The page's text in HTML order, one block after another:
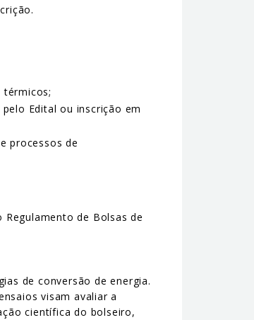
térmicos;
Edital ou inscrição em
processos de
de Bolsas de
de conversão de energia.
visam avaliar a
científica do bolseiro,